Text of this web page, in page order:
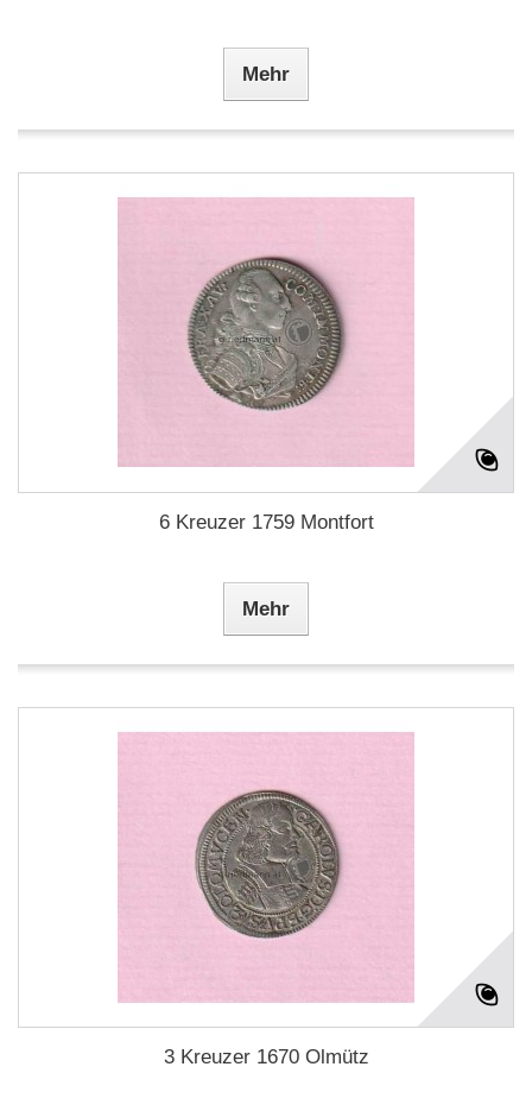
Mehr
6 Kreuzer 1759 Montfort
Mehr
3 Kreuzer 1670 Olmütz